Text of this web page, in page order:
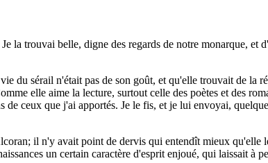
la trouvai belle, digne des regards de notre monarque, et
du sérail n'était pas de son goût, et qu'elle trouvait de la
elle aime la lecture, surtout celle des poètes et des
ceux que j'ai apportés. Je le fis, et je lui envoyai,
il n'y avait point de dervis qui entendît mieux qu'elle
un certain caractère d'esprit enjoué, qui laissait à